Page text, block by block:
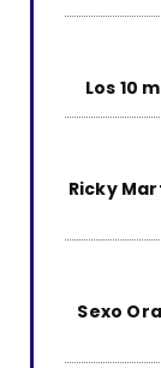
Los 10
Ricky
Sexo